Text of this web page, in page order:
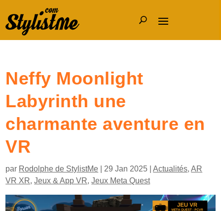
Neffy Moonlight
Labyrinth une
charmante aventure en
VR
par Rodolphe de StylistMe 29 Jan 2025 |Actualités,AR
VR XR,Jeux & App VR,Jeux Meta Quest